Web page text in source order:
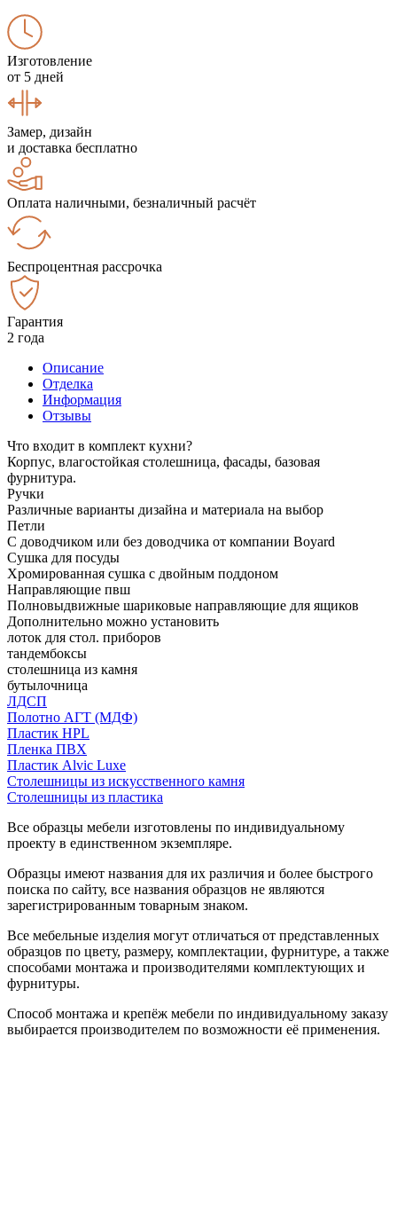
Изготовление
от 5 дней
Замер, дизайн
и доставка бесплатно
Оплата наличными, безналичный расчёт
Беспроцентная рассрочка
Гарантия
2 года
Описание
Отделка
Информация
Отзывы
Что входит в комплект кухни?
Корпус, влагостойкая столешница, фасады, базовая
фурнитура.
Ручки
Различные варианты дизайна и материала на выбор
Петли
С доводчиком или без доводчика от компании Boyard
Сушка для посуды
Хромированная сушка с двойным поддоном
Направляющие пвш
Полновыдвижные шариковые направляющие для ящиков
Дополнительно можно установить
лоток для стол. приборов
тандембоксы
столешница из камня
бутылочница
ЛДСП
Полотно АГТ (МДФ)
Пластик HPL
Пленка ПВХ
Пластик Alvic Luxe
Столешницы из искусственного камня
Столешницы из пластика
Все образцы мебели изготовлены по индивидуальному
проекту в единственном экземпляре.
Образцы имеют названия для их различия и более быстрого
поиска по сайту, все названия образцов не являются
зарегистрированным товарным знаком.
Все мебельные изделия могут отличаться от представленных
образцов по цвету, размеру, комплектации, фурнитуре, а также
способами монтажа и производителями комплектующих и
фурнитуры.
Способ монтажа и крепёж мебели по индивидуальному заказу
выбирается производителем по возможности её применения.